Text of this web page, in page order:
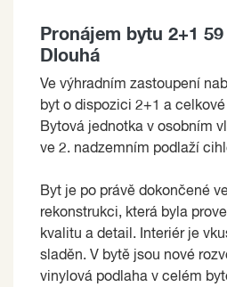
Pronájem bytu 2+1
Dlouhá
Ve výhradním zastoupení
byt o dispozici 2+1 a celkové
Bytová jednotka v osobním
ve 2. nadzemním podlaží
Byt je po právě dokončené
rekonstrukci, která byla
kvalitu a detail. Interiér je
sladěn. V bytě jsou nové
vinylová podlaha v celém